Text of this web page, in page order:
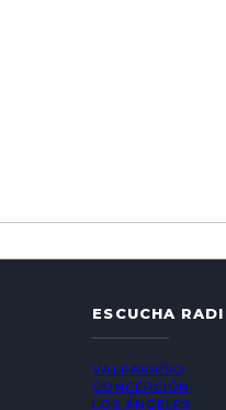
ESCUCHA
VALPARAÍSO
CONCEPCIÓN
LOS ÁNGELES